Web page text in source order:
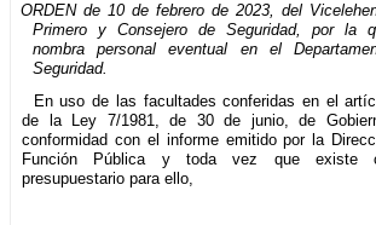
ORDEN de 10 de febrero de 2023, del
Primero y Consejero de Seguridad, por la
nombra personal eventual en el
Seguridad.
En uso de las facultades conferidas en el
de la Ley 7/1981, de 30 de junio, de
conformidad con el informe emitido por la
Función Pública y toda vez que existe
presupuestario para ello,